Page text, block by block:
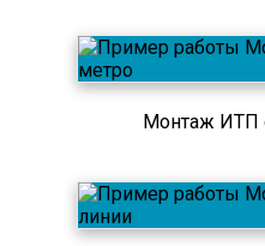
Монтаж ИТП